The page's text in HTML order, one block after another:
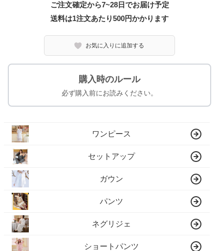
ご注文確定から7~28日でお届け予定
送料は1注文あたり500円かかります
お気に入りに追加する
購入時のルール
必ず購入前にお読みください。
ワンピース
セットアップ
ガウン
パンツ
ネグリジェ
ショートパンツ